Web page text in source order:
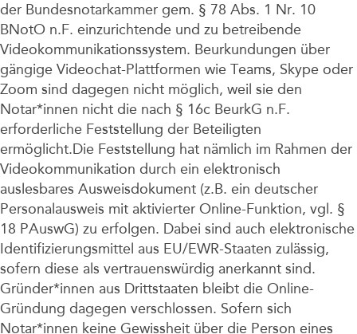
der Bundesnotarkammer gem. § 78 Abs. 1 Nr. 10
BNotO n.F. einzurichtende und zu betreibende
Videokommunikationssystem. Beurkundungen über
gängige Videochat-Plattformen wie Teams, Skype oder
Zoom sind dagegen nicht möglich, weil sie den
Notar*innen nicht die nach § 16c BeurkG n.F.
erforderliche Feststellung der Beteiligten
ermöglicht.Die Feststellung hat nämlich im Rahmen der
Videokommunikation durch ein elektronisch
auslesbares Ausweisdokument (z.B. ein deutscher
Personalausweis mit aktivierter Online-Funktion, vgl. §
18 PAuswG) zu erfolgen. Dabei sind auch elektronische
Identifizierungsmittel aus EU/EWR-Staaten zulässig,
sofern diese als vertrauenswürdig anerkannt sind.
Gründer*innen aus Drittstaaten bleibt die Online-
Gründung dagegen verschlossen. Sofern sich
Notar*innen keine Gewissheit über die Person eines